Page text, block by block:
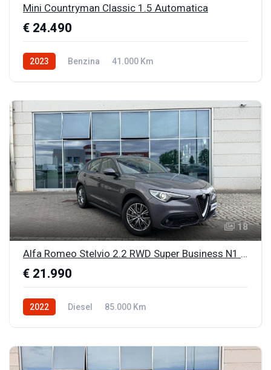
Mini Countryman Classic 1.5 Automatica
€ 24.490
2023 Benzina 41.000 Km
18
Alfa Romeo Stelvio 2.2 RWD Super Business N1 AUTOCARRO
€ 21.990
2022 Diesel 85.000 Km